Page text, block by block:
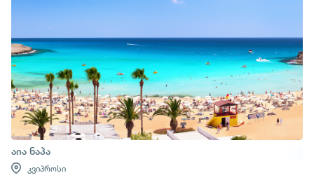
აია ნაპა
კვიპროსი